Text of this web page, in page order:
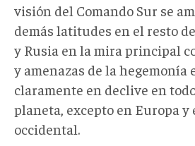
visión del Comando Sur se
demás latitudes en el resto
y Rusia en la mira principal
y amenazas de la hegemonía
claramente en declive en
planeta, excepto en Europa y
occidental.